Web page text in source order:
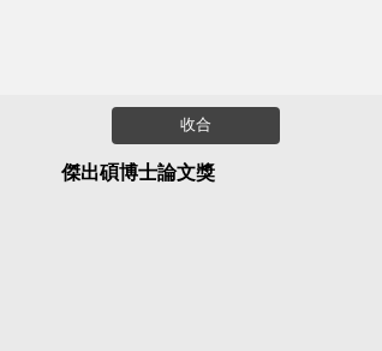
收合
傑出碩博士論文獎